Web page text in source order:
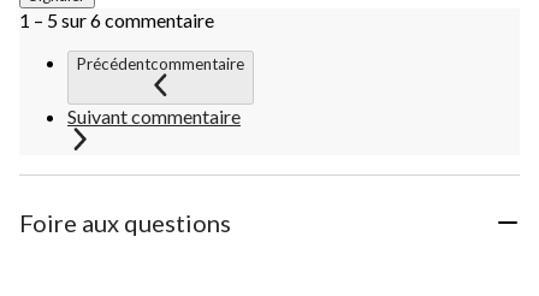
1 – 5 sur 6 commentaire
Précédentcommentaire
Suivant commentaire
Foire aux questions